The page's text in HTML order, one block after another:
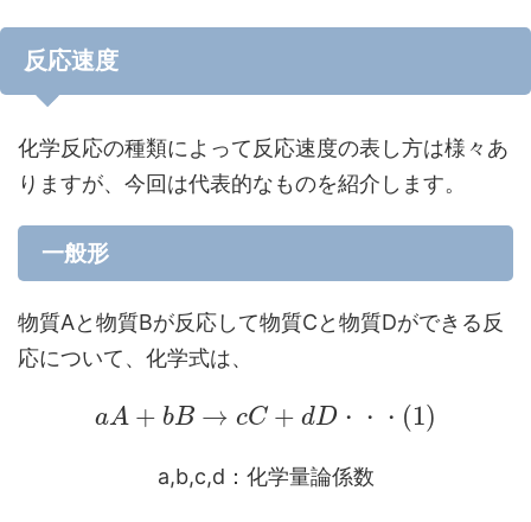
反応速度
化学反応の種類によって反応速度の表し方は様々あ
りますが、今回は代表的なものを紹介します。
一般形
物質Aと物質Bが反応して物質Cと物質Dができる反
応について、化学式は、
aA + bB → cC + dD ・ ・ ・ (1)
a,b,c,d：化学量論係数